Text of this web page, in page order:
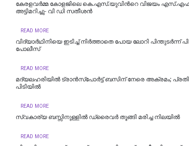
കേരളവർമ്മ കോളജിലെ കെ.എസ്.യുവിന്‍റെ വിജയം
അട്ടിമറിച്ചു- വി ഡി സതീശൻ
READ MORE
വിദ്യാര്‍ഥിനിയെ ഇടിച്ച് നിര്‍ത്താതെ പോയ ലോറി പിന്തുടര്‍ന്ന്
പോലീസ്
READ MORE
മദ്യലഹരിയിൽ ട്രാൻസ്പോർട്ട് ബസിന് നേരെ അക്രമം;
പിടിയിൽ
READ MORE
സ്വകാര്യ ബസ്സിനുള്ളില്‍ ഡ്രൈവര്‍ തൂങ്ങി മരിച്ച നിലയില്‍
READ MORE